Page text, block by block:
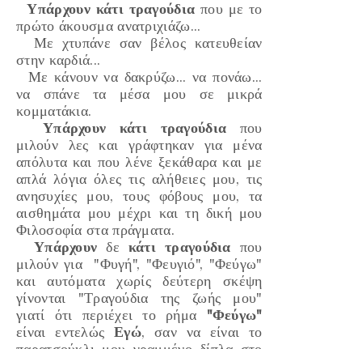
Υπάρχουν κάτι τραγούδια που με το
πρώτο άκουσμα ανατριχιάζω...
Με χτυπάνε σαν βέλος κατευθείαν
στην καρδιά...
Με κάνουν να δακρύζω... να πονάω...
να σπάνε τα μέσα μου σε μικρά
κομματάκια.
Υπάρχουν κάτι τραγούδια που
μιλούν λες και γράφτηκαν για μένα
απόλυτα και που λένε ξεκάθαρα και με
απλά λόγια όλες τις αλήθειες μου, τις
ανησυχίες μου, τους φόβους μου, τα
αισθημάτα μου μέχρι και τη δική μου
Φιλοσοφία στα πράγματα.
Υπάρχουνδε κάτι τραγούδια που
μιλούν για "Φυγή", "Φευγιό", "Φεύγω"
και αυτόματα χωρίς δεύτερη σκέψη
γίνονται "Τραγούδια της ζωής μου"
γιατί ότι περιέχει το ρήμα "Φεύγω"
είναι εντελώςΕγώ, σαν να είναι το